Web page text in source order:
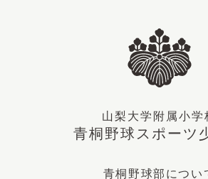
山梨大学附属小学
青桐野球スポーツ
青桐野球部につい